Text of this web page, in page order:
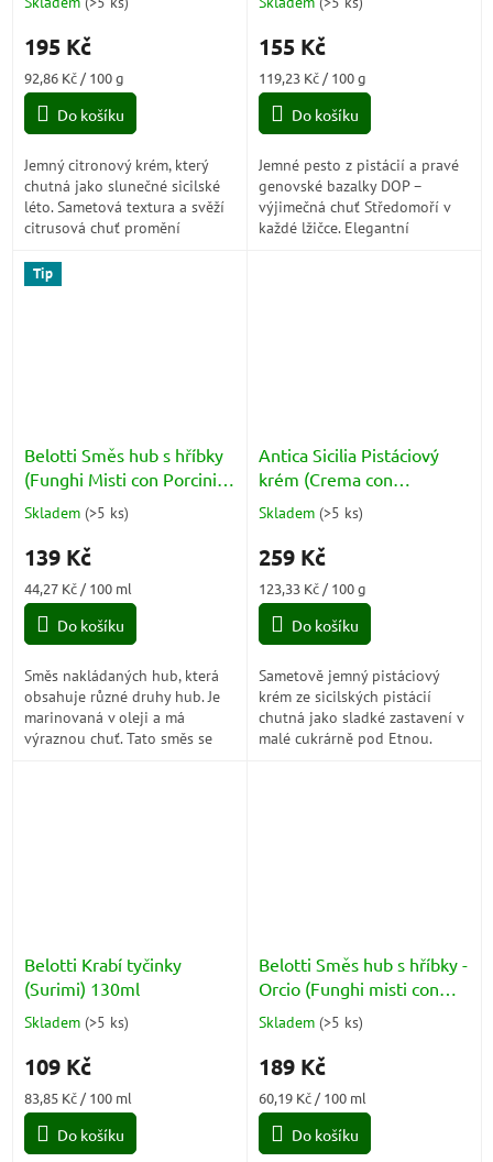
Průměrné
produktu
5,0
5
195 Kč
Měrná
cena:
92,86 Kč / 100 g
Do košíku
Jemný citronový krém, který
chutná jako slunečné sicilské
léto. Sametová textura a svěží
citrusová chuť promění
nebo dezert v malý italský
zážitek.
Průměrné
produktu
5,0
5
155 Kč
Měrná
cena:
119,23 Kč / 100 g
Do košíku
Jemné pesto z pistácií a pravé
genovské bazalky DOP –
výjimečná chuť Středomoří v
každé lžičce. Elegantní
Tip
Belotti Směs hub s hříbky
(Funghi Misti con Porcini)
314ml
Průměrné
produktu
4,3
5
Skladem (>5 ks)
139 Kč
Měrná
cena:
44,27 Kč / 100 ml
Do košíku
Směs nakládaných hub, která
obsahuje různé druhy hub. Je
marinovaná v oleji a má
výraznou chuť. Tato směs se
Antica Sicilia Pistáciový
krém (Crema con
Pistacchio Siciliano 40%)
Průměrné
produktu
5,0
5
Skladem (>5 ks)
259 Kč
Měrná
cena:
123,33 Kč / 100 g
Do košíku
Sametově jemný pistáciový
krém ze sicilských pistácií
chutná jako sladké zastavení v
malé cukrárně pod Etnou.
Belotti Krabí tyčinky
(Surimi) 130ml
Průměrné
produktu
5,0
5
Skladem (>5 ks)
109 Kč
Měrná
cena:
83,85 Kč / 100 ml
Do košíku
Belotti Směs hub s hříbky -
Orcio (Funghi misti con
porcini) 314ml
Průměrné
produktu
5,0
5
Skladem (>5 ks)
189 Kč
Měrná
cena:
60,19 Kč / 100 ml
Do košíku